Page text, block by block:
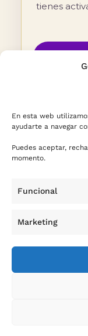
En esta web
ayudarte a navegar
Puedes aceptar,
momento.
Funcional
Marketing
tienes